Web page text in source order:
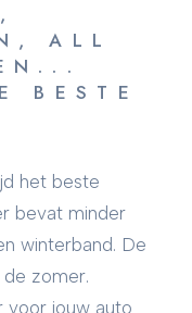
ALL
BESTE
het beste
bevat minder
winterband. De
de zomer.
voor jouw auto